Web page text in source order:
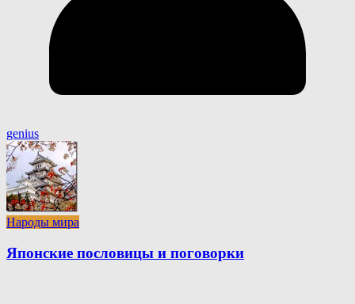
genius
Народы мира
Японские пословицы и поговорки